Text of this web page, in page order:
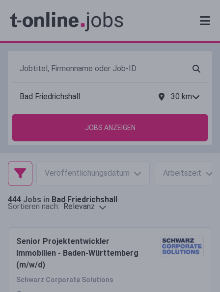
30 km
JOBS ANZEIGEN
Veröffentlichungsdatum Arbeitszeit
444 Jobs in Bad Friedrichshall
Sortieren nach: Relevanz
Senior Projektentwickler
Immobilien - Baden-Württemberg
(m/w/d)
Schwarz Corporate Solutions